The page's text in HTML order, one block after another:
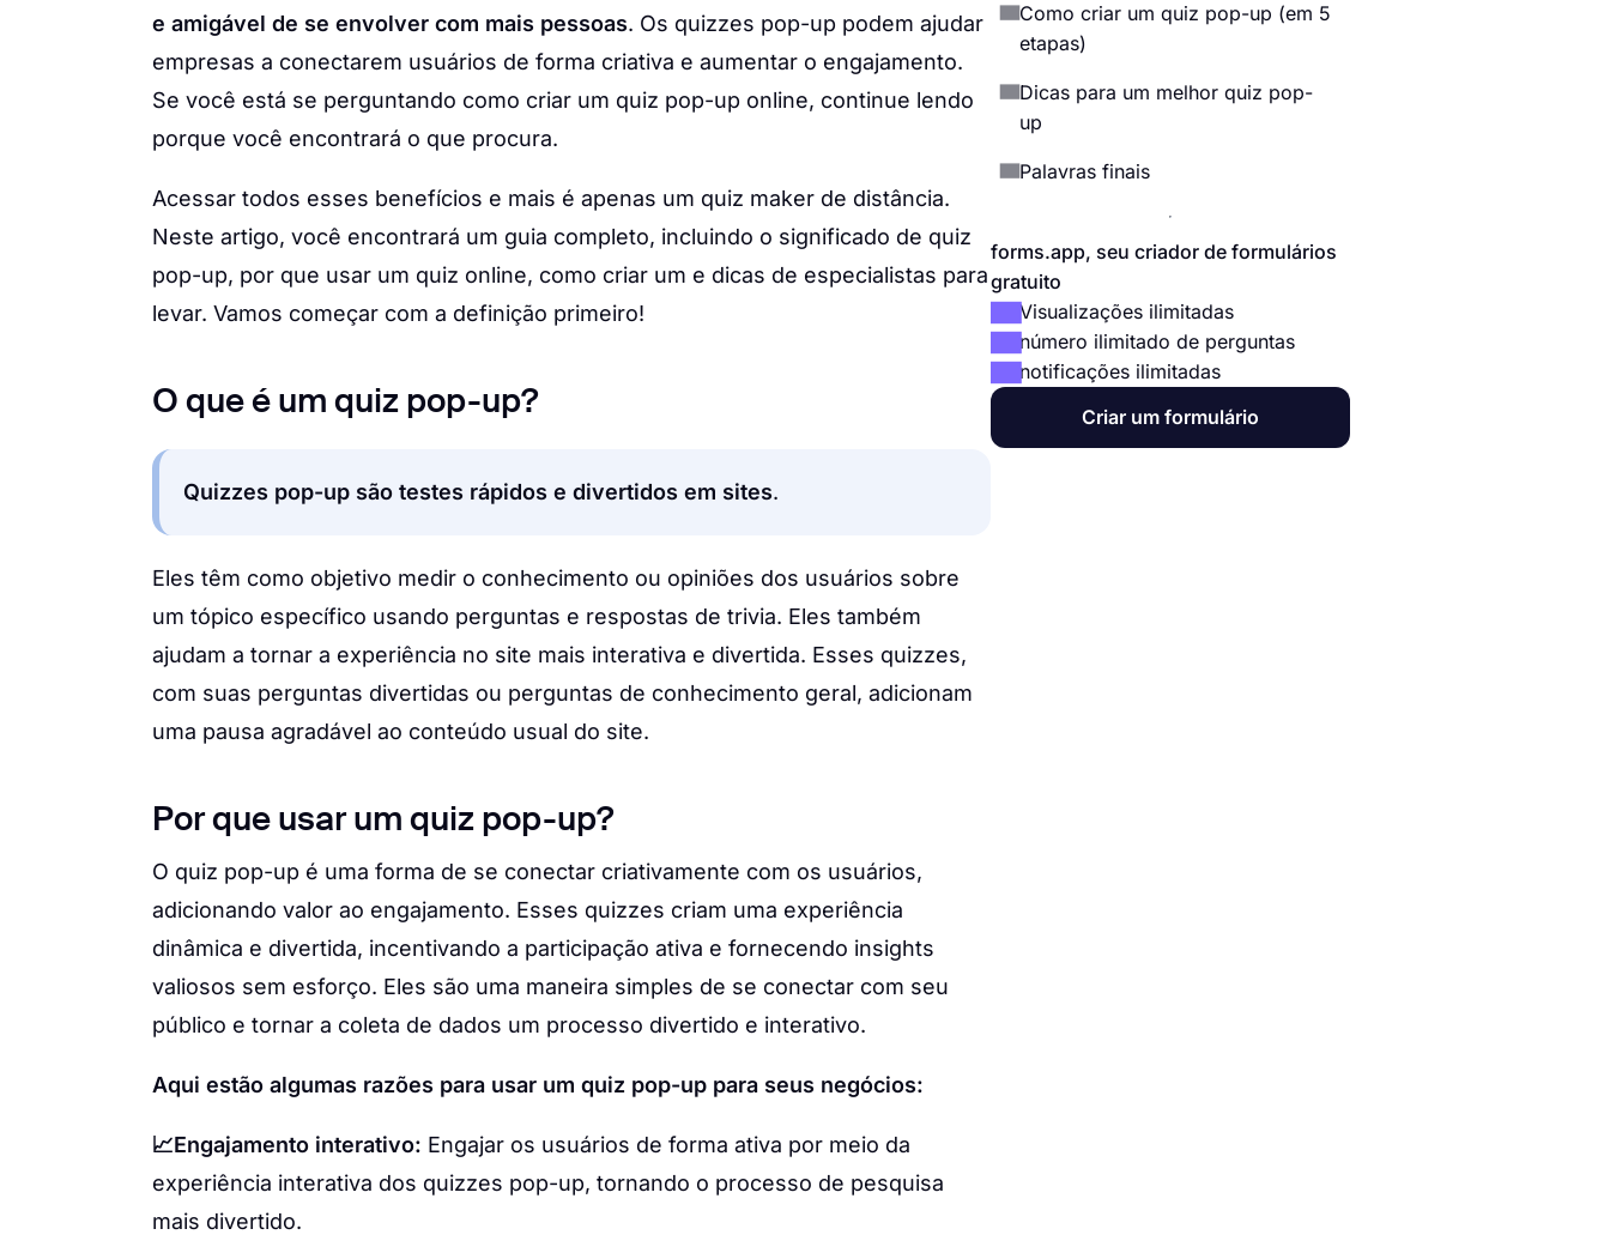
e amigável de se envolver com mais pessoas. Os quizzes pop-up podem ajudar
empresas a conectarem usuários de forma criativa e aumentar o engajamento.
Se você está se perguntando como criar um quiz pop-up online, continue lendo
porque você encontrará o que procura.
Acessar todos esses benefícios e mais é apenas um quiz maker de distância.
Neste artigo, você encontrará um guia completo, incluindo o significado de quiz
pop-up, por que usar um quiz online, como criar um e dicas de especialistas para
levar. Vamos começar com a definição primeiro!
O que é um quiz pop-up?
Quizzes pop-up são testes rápidos e divertidos em sites.
Eles têm como objetivo medir o conhecimento ou opiniões dos usuários sobre
um tópico específico usando perguntas e respostas de trivia. Eles também
ajudam a tornar a experiência no site mais interativa e divertida. Esses quizzes,
com suas perguntas divertidas ou perguntas de conhecimento geral, adicionam
uma pausa agradável ao conteúdo usual do site.
Por que usar um quiz pop-up?
O quiz pop-up é uma forma de se conectar criativamente com os usuários,
adicionando valor ao engajamento. Esses quizzes criam uma experiência
dinâmica e divertida, incentivando a participação ativa e fornecendo insights
valiosos sem esforço. Eles são uma maneira simples de se conectar com seu
público e tornar a coleta de dados um processo divertido e interativo.
Aqui estão algumas razões para usar um quiz pop-up para seus negócios:
📈Engajamento interativo: Engajar os usuários de forma ativa por meio da
experiência interativa dos quizzes pop-up, tornando o processo de pesquisa
mais divertido.
Como criar um quiz pop-up (em 5
etapas)
Dicas para um melhor quiz pop-
up
Palavras finais
forms.app, seu criador de formulários
gratuito
Visualizações ilimitadas
número ilimitado de perguntas
notificações ilimitadas
Criar um formulário